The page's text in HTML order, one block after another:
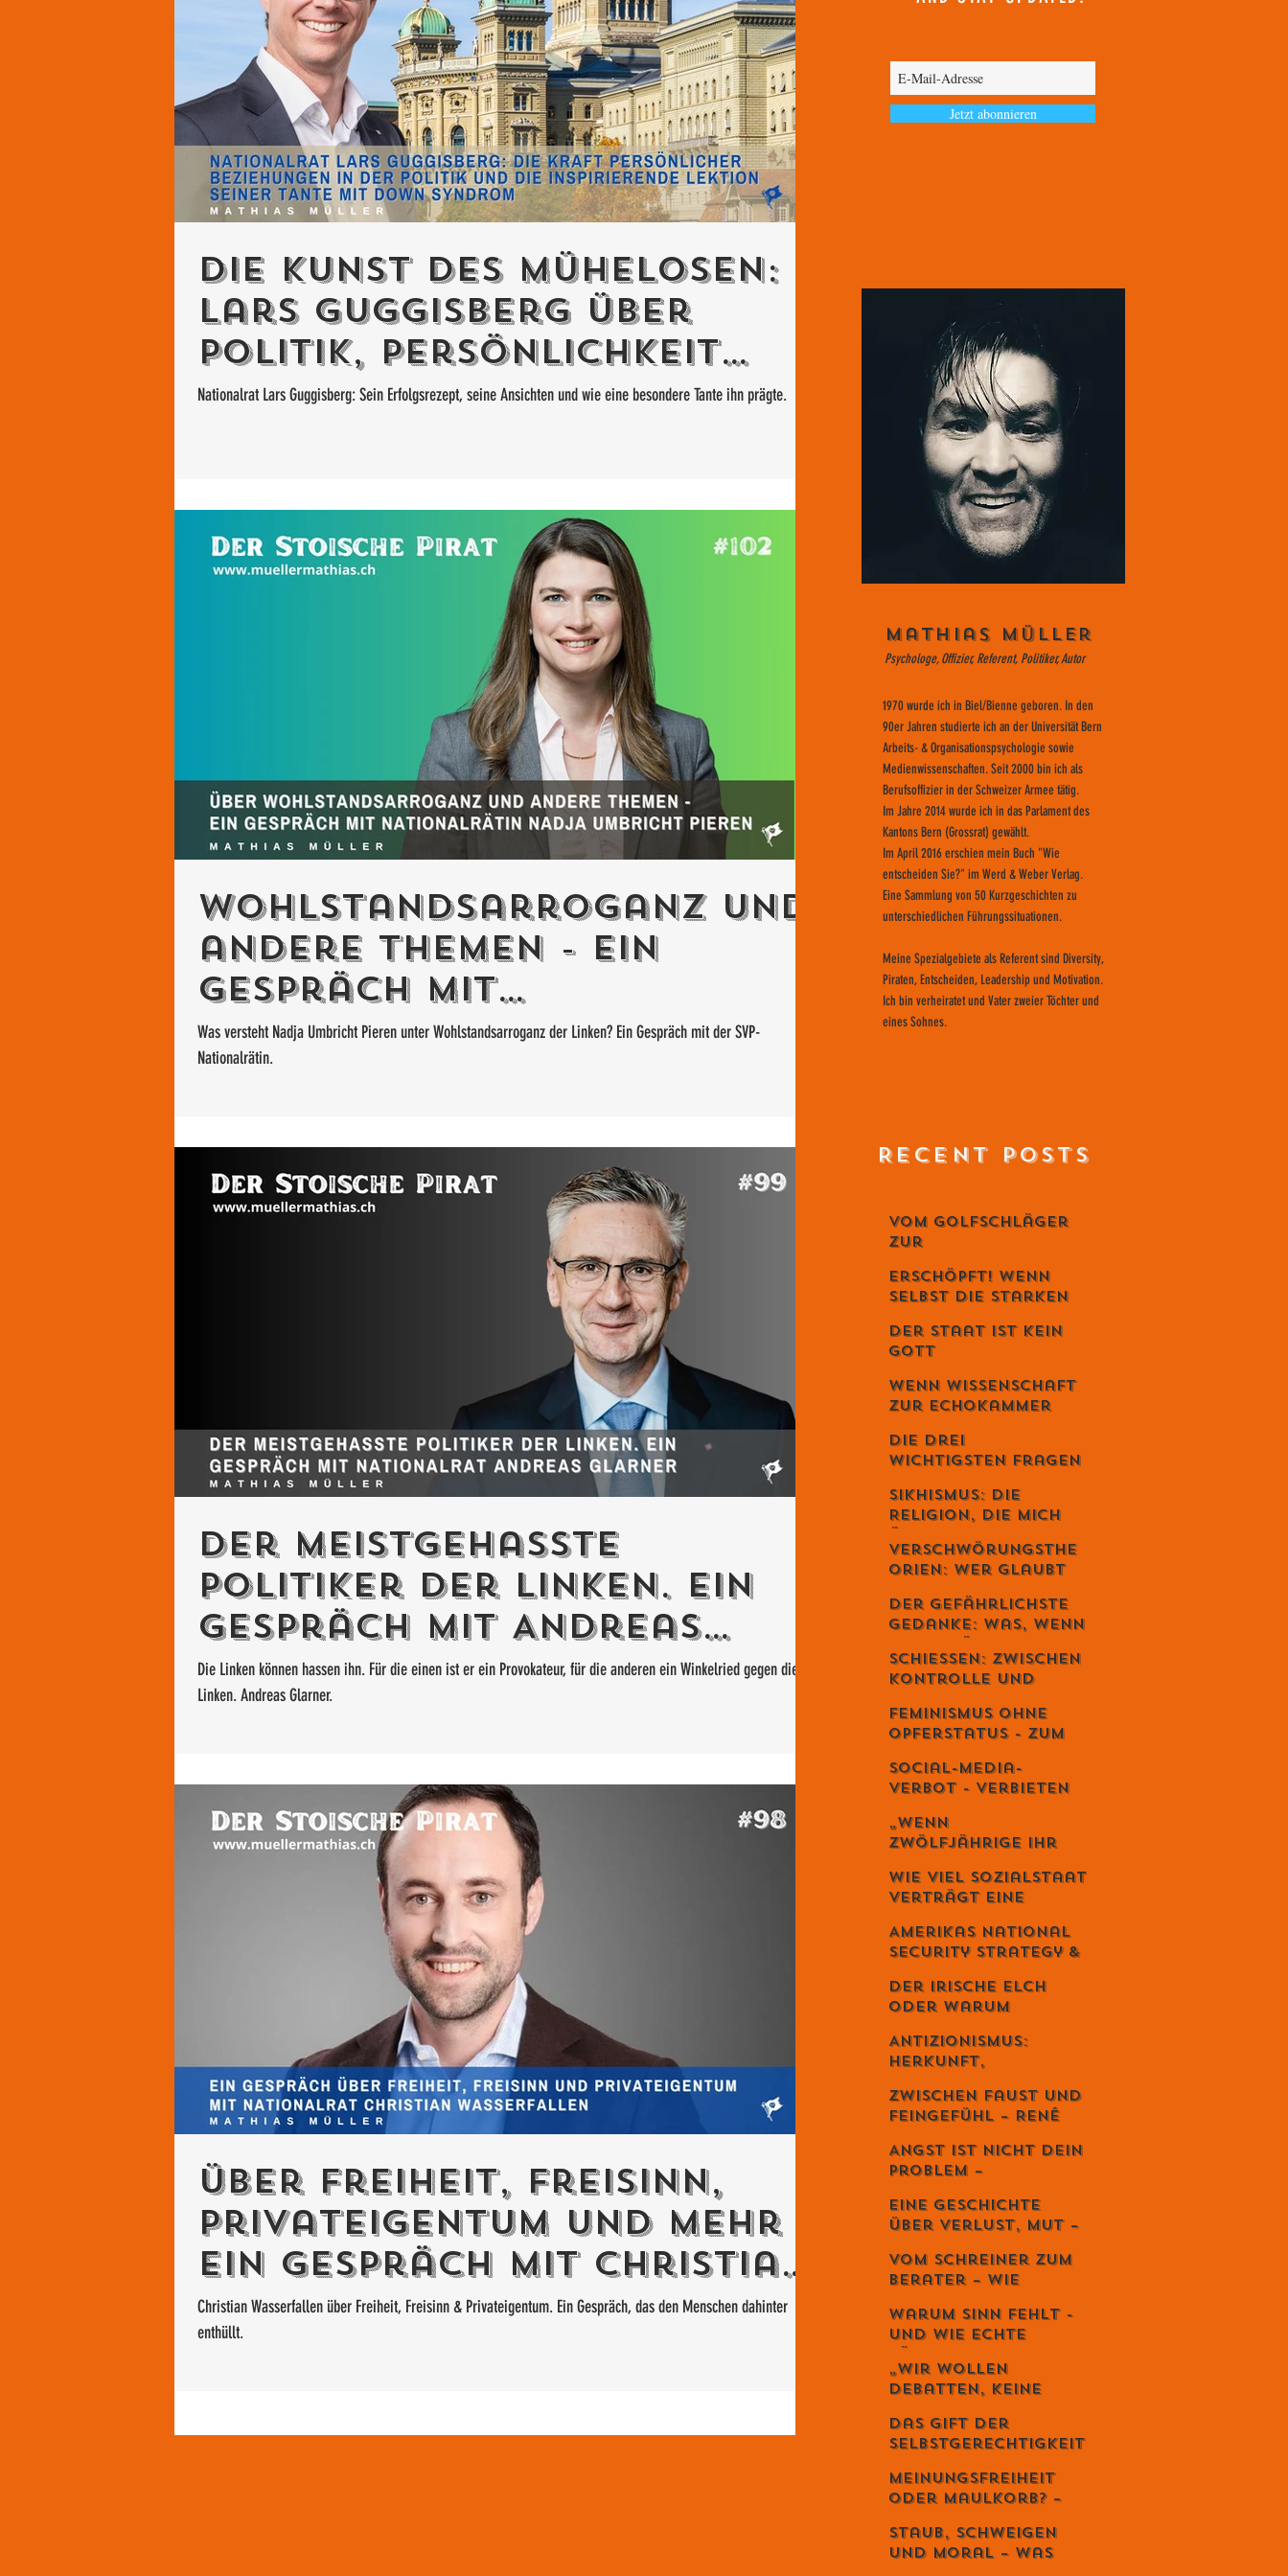
Die Kunst des Mühelosen:
Lars Guggisberg über
Politik, Persönlichkeit
und Prägungen
Nationalrat Lars Guggisberg: Sein Erfolgsrezept, seine Ansichten und wie eine besondere Tante ihn prägte.
Wohlstandsarroganz und
andere Themen - Ein
Gespräch mit
Nationalrätin Nadja
Umbricht Pieren
Was versteht Nadja Umbricht Pieren unter Wohlstandsarroganz der Linken? Ein Gespräch mit der SVP-
Nationalrätin.
Der meistgehasste
Politiker der Linken. Ein
Gespräch mit Andreas
Glarner
Die Linken können hassen ihn. Für die einen ist er ein Provokateur, für die anderen ein Winkelried gegen die
Linken. Andreas Glarner.
Über Freiheit, Freisinn,
Privateigentum und mehr -
Ein Gespräch mit CHristian
WasserfalleN
Christian Wasserfallen über Freiheit, Freisinn & Privateigentum. Ein Gespräch, das den Menschen dahinter
enthüllt.
Jetzt abonnieren
Mathias Müller
Psychologe, Offizier, Referent, Politiker, Autor
1970 wurde ich in Biel/Bienne geboren. In den
90er Jahren studierte ich an der Universität Bern
Arbeits- & Organisationspsychologie sowie
Medienwissenschaften. Seit 2000 bin ich als
Berufsoffizier in der Schweizer Armee tätig.
Im Jahre 2014 wurde ich in das Parlament des
Kantons Bern (Grossrat) gewählt.
Im April 2016 erschien mein Buch "Wie
entscheiden Sie?" im Werd & Weber Verlag.
Eine Sammlung von 50 Kurzgeschichten zu
unterschiedlichen Führungssituationen.
Meine Spezialgebiete als Referent sind Diversity,
Piraten, Entscheiden, Leadership und Motivation.
Ich bin verheiratet und Vater zweier Töchter und
eines Sohnes.
RECENT POSTS
Vom Golfschläger
zur
Erschöpft! Wenn
selbst die Starken
Gespräch mit
Unternehmer Lukas
Jampen
Der Staat ist kein
Gott
Wenn Wissenschaft
zur Echokammer
Die drei
wichtigsten Fragen
Sikhismus: Die
Religion, die mich
und die sich
erstaunlich
schweizerisch
anfühlt
Verschwörungsthe
orien: Wer glaubt
und warum du dich
dabei
wahrscheinlich
irrst
Der gefährlichste
Gedanke: Was, wenn
Der Schweizer Tom
Clancy im Gespräch
Schiessen: Zwischen
Kontrolle und
es wie Meditation
wirkt
Feminismus ohne
Opferstatus - Zum
Meta von Salis
Social-Media-
Verbot - Verbieten
„Wenn
Zwölfjährige ihr
Iran-Aktivist
Sebastian Di
Benedetto über
Revolution,
Massaker und das
Schweigen des
Westens
Wie viel Sozialstaat
verträgt eine
Amerikas National
Security Strategy &
Weckruf oder
Kriegserklärung?
Der irische Elch
oder warum
gefährlich ist...
Antizionismus:
Herkunft,
Missverständnisse
Zwischen Faust und
Feingefühl – René
Kunst der
lebendigen Balance
Angst ist nicht dein
Problem –
zerstört dein
Leben.
Eine Geschichte
über Verlust, Mut –
unglaubliche
Kraft,
weiterzugehen.
Vom Schreiner zum
Berater – Wie
Menschen wirklich
reicher macht
Warum Sinn fehlt -
und wie echte
zurückbringt
„Wir wollen
Debatten, keine
Gracia übernimmt
den Schweizer
Monat
Das Gift der
Selbstgerechtigkeit
es zu entgiften
Meinungsfreiheit
oder Maulkorb? –
auf Diskriminierung
die wahre Freiheit
Staub, Schweigen
und Moral – was